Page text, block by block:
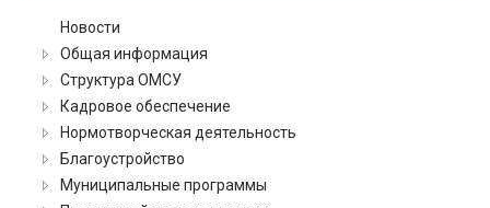
Новости
Общая информация
Структура ОМСУ
Кадровое обеспечение
Нормотворческая деятельность
Благоустройство
Муниципальные программы